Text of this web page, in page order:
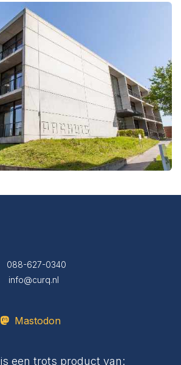
​​​​088-627-0340
​​​​info@curq.nl
Mastodon
is een trots product van: